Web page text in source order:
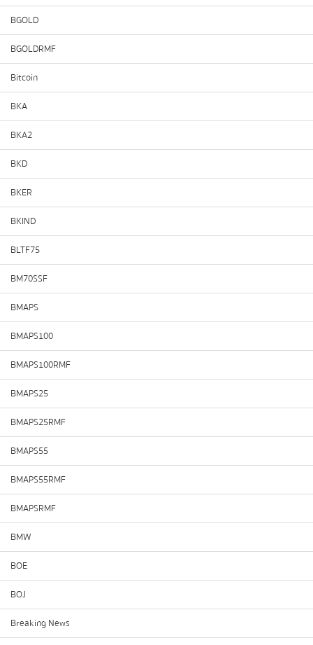
BGOLD
BGOLDRMF
Bitcoin
BKA
BKA2
BKD
BKER
BKIND
BLTF75
BM70SSF
BMAPS
BMAPS100
BMAPS100RMF
BMAPS25
BMAPS25RMF
BMAPS55
BMAPS55RMF
BMAPSRMF
BMW
BOE
BOJ
Breaking News